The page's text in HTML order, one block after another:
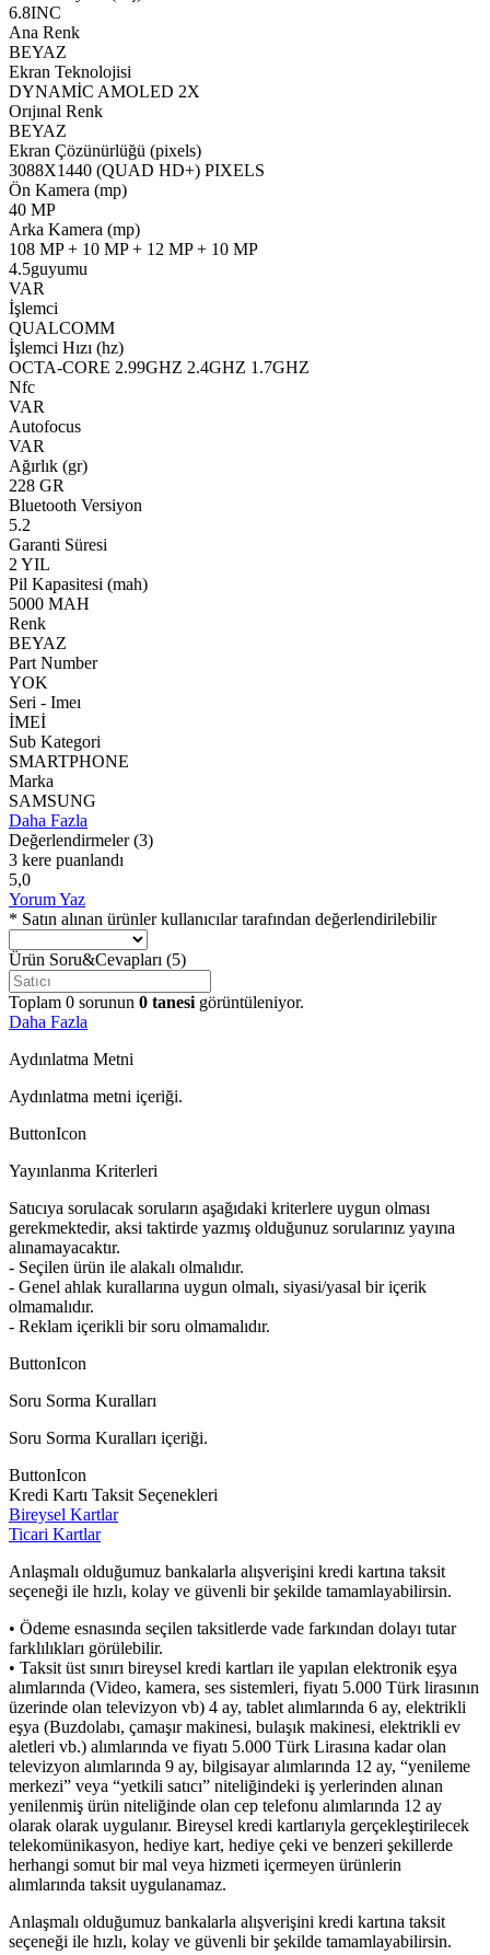
6.8INC
Ana Renk
BEYAZ
Ekran Teknolojisi
DYNAMİC AMOLED 2X
Orıjınal Renk
BEYAZ
Ekran Çözünürlüğü (pixels)
3088X1440 (QUAD HD+) PIXELS
Ön Kamera (mp)
40 MP
Arka Kamera (mp)
108 MP + 10 MP + 12 MP + 10 MP
4.5guyumu
VAR
İşlemci
QUALCOMM
İşlemci Hızı (hz)
OCTA-CORE 2.99GHZ 2.4GHZ 1.7GHZ
Nfc
VAR
Autofocus
VAR
Ağırlık (gr)
228 GR
Bluetooth Versiyon
5.2
Garanti Süresi
2 YIL
Pil Kapasitesi (mah)
5000 MAH
Renk
BEYAZ
Part Number
YOK
Seri - Imeı
İMEİ
Sub Kategori
SMARTPHONE
Marka
SAMSUNG
Daha Fazla
Değerlendirmeler (3)
3 kere puanlandı
5,0
Yorum Yaz
* Satın alınan ürünler kullanıcılar tarafından değerlendirilebilir
Ürün Soru&Cevapları (5)
Toplam 0 sorunun 0 tanesi görüntüleniyor.
Daha Fazla
Aydınlatma Metni
Aydınlatma metni içeriği.
ButtonIcon
Yayınlanma Kriterleri
Satıcıya sorulacak soruların aşağıdaki kriterlere uygun olması
gerekmektedir, aksi taktirde yazmış olduğunuz sorularınız yayına
alınamayacaktır.
- Seçilen ürün ile alakalı olmalıdır.
- Genel ahlak kurallarına uygun olmalı, siyasi/yasal bir içerik
olmamalıdır.
- Reklam içerikli bir soru olmamalıdır.
ButtonIcon
Soru Sorma Kuralları
Soru Sorma Kuralları içeriği.
ButtonIcon
Kredi Kartı Taksit Seçenekleri
Bireysel Kartlar
Ticari Kartlar
Anlaşmalı olduğumuz bankalarla alışverişini kredi kartına taksit
seçeneği ile hızlı, kolay ve güvenli bir şekilde tamamlayabilirsin.
• Ödeme esnasında seçilen taksitlerde vade farkından dolayı tutar
farklılıkları görülebilir.
• Taksit üst sınırı bireysel kredi kartları ile yapılan elektronik eşya
alımlarında (Video, kamera, ses sistemleri, fiyatı 5.000 Türk lirasının
üzerinde olan televizyon vb) 4 ay, tablet alımlarında 6 ay, elektrikli
eşya (Buzdolabı, çamaşır makinesi, bulaşık makinesi, elektrikli ev
aletleri vb.) alımlarında ve fiyatı 5.000 Türk Lirasına kadar olan
televizyon alımlarında 9 ay, bilgisayar alımlarında 12 ay, “yenileme
merkezi” veya “yetkili satıcı” niteliğindeki iş yerlerinden alınan
yenilenmiş ürün niteliğinde olan cep telefonu alımlarında 12 ay
olarak olarak uygulanır. Bireysel kredi kartlarıyla gerçekleştirilecek
telekomünikasyon, hediye kart, hediye çeki ve benzeri şekillerde
herhangi somut bir mal veya hizmeti içermeyen ürünlerin
alımlarında taksit uygulanamaz.
Anlaşmalı olduğumuz bankalarla alışverişini kredi kartına taksit
seçeneği ile hızlı, kolay ve güvenli bir şekilde tamamlayabilirsin.